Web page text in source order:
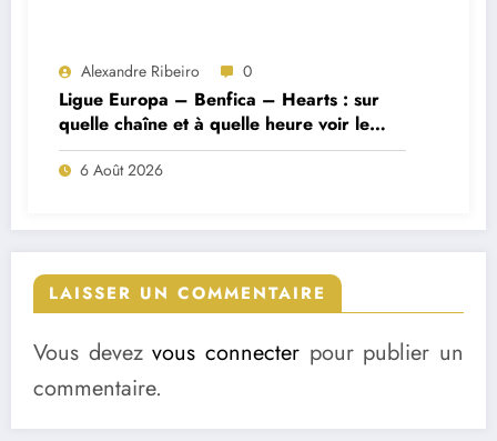
Alexandre Ribeiro 0
Ligue Europa – Benfica – Hearts : sur
quelle chaîne et à quelle heure voir le
match ?
6 Août 2026
LAISSER UN COMMENTAIRE
Vous devezvous connecter pour publier un
commentaire.